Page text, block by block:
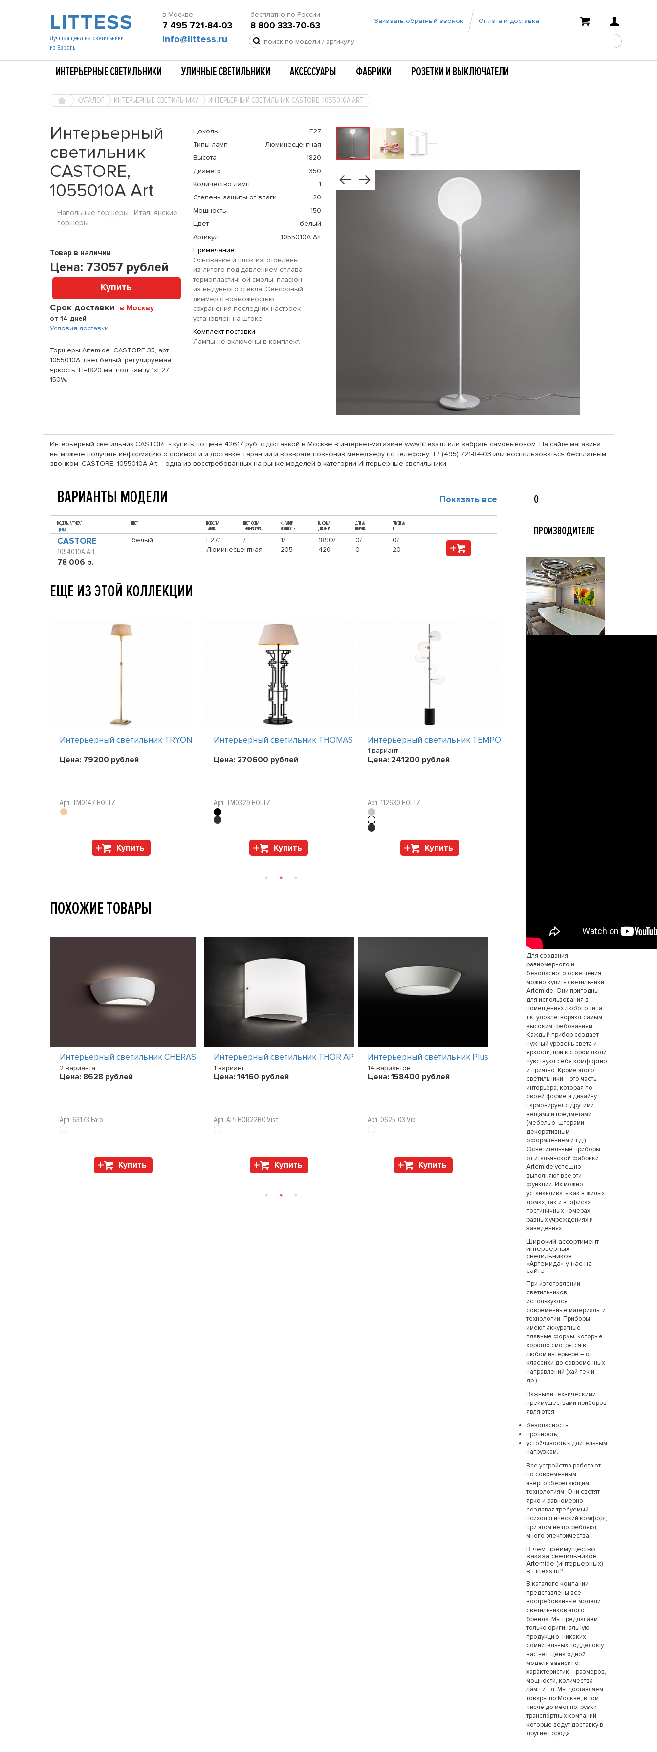
LITTESS
Лучшая цена на светильники
из Европы
в Москве
7 495 721-84-03
бесплатно по России
8 800 333-70-63 Заказать обратный звонок Оплата и доставка
info@littess.ru
ИНТЕРЬЕРНЫЕ СВЕТИЛЬНИКИ УЛИЧНЫЕ СВЕТИЛЬНИКИ АКСЕССУАРЫ ФАБРИКИ РОЗЕТКИ И ВЫКЛЮЧАТЕЛИ
КАТАЛОГ ИНТЕРЬЕРНЫЕ СВЕТИЛЬНИКИ ИНТЕРЬЕРНЫЙ СВЕТИЛЬНИК CASTORE, 1055010A ART
Интерьерный
светильник
CASTORE,
1055010A Art
Напольные торшеры , Итальянские
торшеры
Товар в наличии
Цена: 73057 рублей
Купить
Срок доставки в Москву
от 14 дней
Условия доставки
Торшеры Artemide. CASTORE 35, арт
1055010A, цвет белый, регулируемая
яркость, H=1820 мм, под лампу 1xE27
150W.
Цоколь
E27
Типы ламп
Люминесцентная
Высота
1820
Диаметр
350
Количество ламп
1
Степень защиты от влаги
20
Мощность
150
Цвет
белый
Артикул
1055010A Art
Примечание
Основание и шток изготовлены
из литого под давлением сплава
термопластичной смолы, плафон
из выдувного стекла. Сенсорный
диммер с возможностью
сохранения последних настроек
установлен на штоке.
Комплект поставки
Лампы не включены в комплект.
Интерьерный светильник CASTORE - купить по цене 42617 руб. с доставкой в Москве в интернет-магазине www.littess.ru или забрать самовывозом. На сайте магазина
вы можете получить информацию о стоимости и доставке, гарантии и возврате позвонив менеджеру по телефону: +7 (495) 721-84-03 или воспользоваться бесплатным
звонком. CASTORE, 1055010A Art – одна из восстребованных на рынке моделей в категории Интерьерные светильники.
ВАРИАНТЫ МОДЕЛИ Показать все
МОДЕЛЬ, АРТИКУЛ,
ЦЕНА
ЦВЕТ
ЦОКОЛЬ/
ЛАМПА
ЦВЕТНОСТЬ/
ТЕМПЕРАТУРА
К. ЛАМП/
МОЩНОСТЬ
ВЫСОТА/
ДИАМЕТР
ДЛИНА/
ШИРИНА
ГЛУБИНА/
IP
CASTORE
1054010A Art
78 006 р.
белый
E27/
Люминесцентная
/
1/
205
1890/
420
0/
0
0/
20
ЕЩЕ ИЗ ЭТОЙ КОЛЛЕКЦИИ
Интерьерный светильник TRYON
Цена: 79200 рублей
Арт. TM0147 HOLTZ
Купить
Интерьерный светильник THOMAS
Цена: 270600 рублей
Арт. TM0329 HOLTZ
Купить
Интерьерный светильник TEMPO
1 вариант
Цена: 241200 рублей
Арт. 112630 HOLTZ
Купить
ПОХОЖИЕ ТОВАРЫ
Интерьерный светильник CHERAS
2 варианта
Цена: 8628 рублей
Арт. 63173 Faro
Купить
Интерьерный светильник THOR AP
1 вариант
Цена: 14160 рублей
Арт. APTHOR22BC Vist
Купить
Интерьерный светильник Plus
14 вариантов
Цена: 158400 рублей
Арт. 0625-03 Vib
Купить
Интерьерный светильник 3Ph
2 варианта
Цена:9660рублей
Арт. 152232 SLV
О
ПРОИЗВОДИТЕЛЕ
Для создания
равномерного и
безопасного освещения
можно купить светильники
Artemide. Они пригодны
для использования в
помещениях любого типа,
т.к. удовлетворяют самым
высоким требованиям.
Каждый прибор создает
нужный уровень света и
яркости, при котором люди
чувствуют себя комфортно
и приятно. Кроме этого,
светильники – это часть
интерьера, которая по
своей форме и дизайну
гармонирует с другими
вещами и предметами
(мебелью, шторами,
декоративным
оформлением и т.д.).
Осветительные приборы
от итальянской фабрики
Artemide успешно
выполняют все эти
функции. Их можно
устанавливать как в жилых
домах, так и в офисах,
гостиничных номерах,
разных учреждениях и
заведениях.
Широкий ассортимент
интерьерных
светильников
«Артемида» у нас на
сайте
При изготовлении
светильников
используются
современные материалы и
технологии. Приборы
имеют аккуратные
плавные формы, которые
хорошо смотрятся в
любом интерьере – от
классики до современных
направлений (хай-тек и
др.).
Важными техническими
преимуществами приборов
являются:
безопасность;
прочность;
устойчивость к длительным
нагрузкам.
Все устройства работают
по современным
энергосберегающим
технологиям. Они светят
ярко и равномерно,
создавая требуемый
психологический комфорт,
при этом не потребляют
много электричества.
В чем преимущество
заказа светильников
Artemide (интерьерных)
в Littess.ru?
В каталоге компании
представлены все
востребованные модели
светильников этого
бренда. Мы предлагаем
только оригинальную
продукцию, никаких
сомнительных подделок у
нас нет. Цена одной
модели зависит от
характеристик – размеров,
мощности, количества
ламп и т.д. Мы доставляем
товары по Москве, в том
числе до мест погрузки
транспортных компаний,
которые ведут доставку в
другие города.